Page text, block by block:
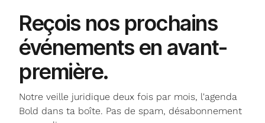
Reçois nos prochains
événements en avant-
première.
Notre veille juridique deux fois par mois, l'agenda
Bold dans ta boîte. Pas de spam, désabonnement